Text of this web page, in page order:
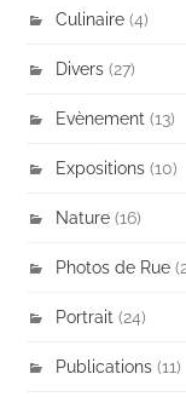
Culinaire (4)
Divers (27)
Evènement (13)
Expositions (10)
Nature (16)
Photos de Rue
Portrait (24)
Publications (11)